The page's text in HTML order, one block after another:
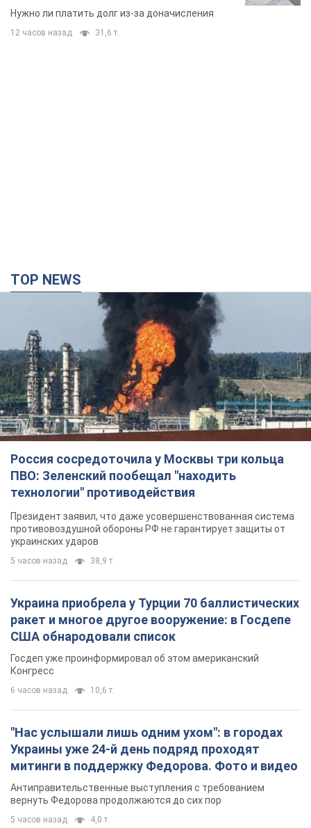
вынес неожиданное решение
Нужно ли платить долг из-за доначисления
12 часов назад 31,6 т.
TOP NEWS
Россия сосредоточила у Москвы три кольца
ПВО: Зеленский пообещал "находить
технологии" противодействия
Президент заявил, что даже усовершенствованная система
противовоздушной обороны РФ не гарантирует защиты от
украинских ударов
5 часов назад 38,9 т.
Украина приобрела у Турции 70 баллистических
ракет и многое другое вооружение: в Госдепе
США обнародовали список
Госдеп уже проинформировал об этом американский
Конгресс
6 часов назад 10,6 т.
"Нас услышали лишь одним ухом": в городах
Украины уже 24-й день подряд проходят
митинги в поддержку Федорова. Фото и видео
Антиправительственные выступления с требованием
вернуть Федорова продолжаются до сих пор
5 часов назад 4,0 т.